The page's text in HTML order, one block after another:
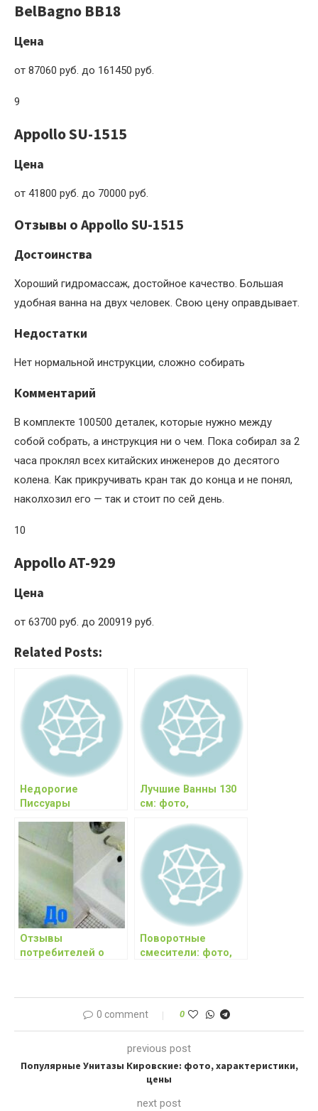
BelBagno BB18
Цена
от 87060 руб. до 161450 руб.
9
Appollo SU-1515
Цена
от 41800 руб. до 70000 руб.
Отзывы о Appollo SU-1515
Достоинства
Хороший гидромассаж, достойное качество. Большая
удобная ванна на двух человек. Свою цену оправдывает.
Недостатки
Нет нормальной инструкции, сложно собирать
Комментарий
В комплекте 100500 деталек, которые нужно между
собой собрать, а инструкция ни о чем. Пока собирал за 2
часа проклял всех китайских инженеров до десятого
колена. Как прикручивать кран так до конца и не понял,
наколхозил его — так и стоит по сей день.
10
Appollo AT-929
Цена
от 63700 руб. до 200919 руб.
Related Posts:
Недорогие
Писсуары
характеристики,
цены
Лучшие Ванны 130
см: фото,
цены, отзывы
Отзывы
потребителей о
Поворотные
смесители: фото,
0 comment 0
previous post
Популярные Унитазы Кировские: фото, характеристики,
цены
next post